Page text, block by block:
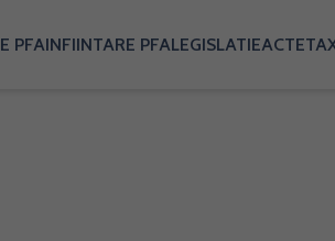
PFAINFIINTARE PFALEGISLATIEACTE